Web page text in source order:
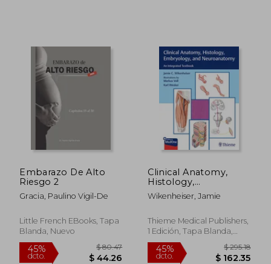
45%
dcto.
15%
dcto.
Embarazo De Alto
Riesgo 2
Gracia, Paulino Vigil-De
Little French EBooks, Tapa
Blanda, Nuevo
Clinical Anatomy,
Histology,
Embryology, and
Neuroanatomy: An
(en Inglés)
Wikenheiser, Jamie
Thieme Medical Publishers,
1 Edición, Tapa Blanda,
Nuevo